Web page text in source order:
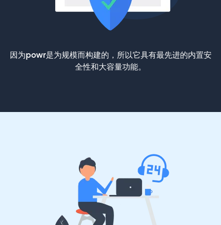
因为powr是为规模而构建的，所以它具有最先进的内置安
全性和大容量功能。